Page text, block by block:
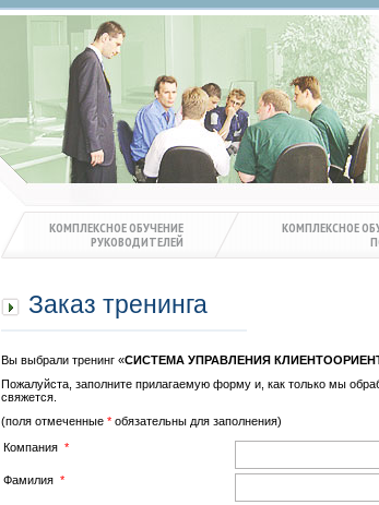
КОМПЛЕКСНОЕ ОБУЧЕНИЕ
РУКОВОДИТЕЛЕЙ
КОМПЛЕКСНОЕ
Заказ тренинга
Вы выбрали тренинг «СИСТЕМА УПРАВЛЕНИЯ
Пожалуйста, заполните прилагаемую форму и, как только мы
свяжется.
(поля отмеченные * обязательны для заполнения)
Компания *
Фамилия *